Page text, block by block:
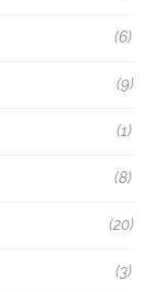
(6)
(9)
(1)
(8)
(20)
(3)